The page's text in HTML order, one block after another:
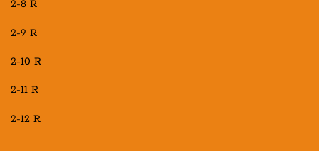
2-8 R
2-9 R
2-10 R
2-11 R
2-12 R